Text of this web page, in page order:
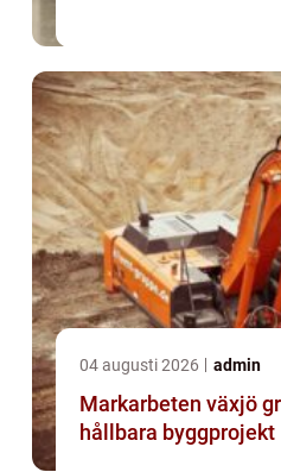
04 augusti 2026 admin
Markarbeten växjö grunden för
hållbara byggprojekt